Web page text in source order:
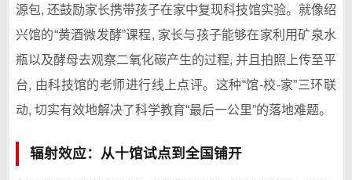
源包, ​还鼓励​家长携带孩子在家中复现科技馆实验。就像绍
兴馆的​“黄酒微发酵”课程, 家长与孩子能够在家利用矿泉水‌
瓶⁠以及酵母去观察二氧化碳产生的过程, 并​且拍照上传至平
台​, 由科技馆的老师进行线上‍点评。这⁠种“馆⁠-校-家”三环联
动‌, 切‌实有效‍地解决了科学教育“最后一公里”的落地难题。
辐射效应：从十馆试点到全国铺开